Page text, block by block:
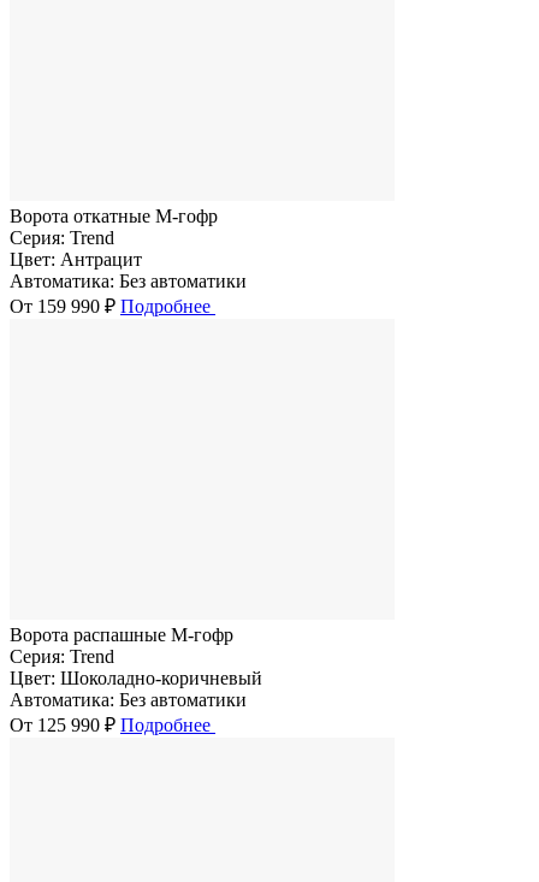
Ворота откатные M-гофр
Серия: Trend
Цвет: Антрацит
Автоматика: Без автоматики
От 159 990 ₽ Подробнее
Ворота распашные M-гофр
Серия: Trend
Цвет: Шоколадно-коричневый
Автоматика: Без автоматики
От 125 990 ₽ Подробнее